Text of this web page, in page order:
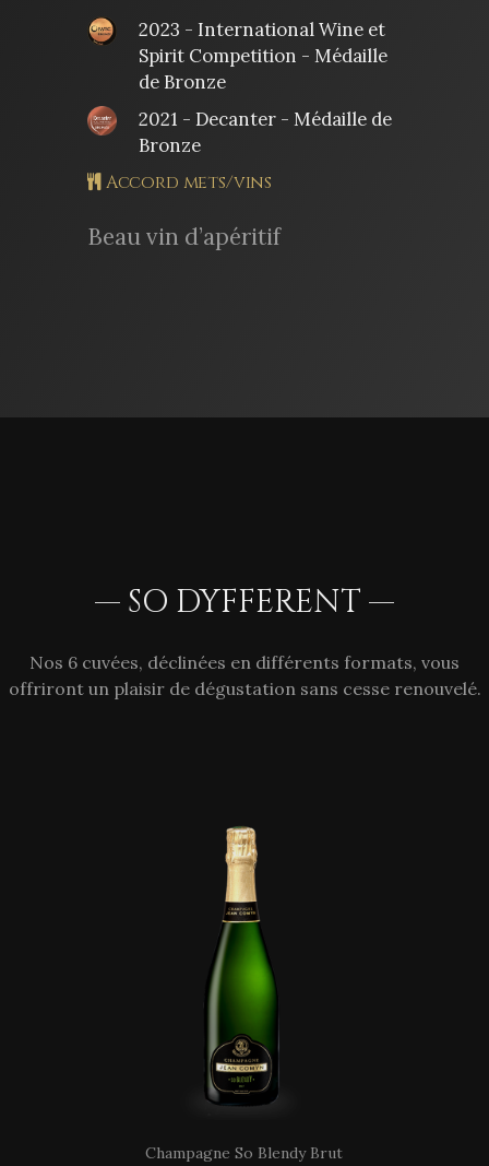
2023 - International Wine et
Spirit Competition - Médaille
de Bronze
2021 - Decanter - Médaille de
Bronze
Accord mets/vins
Beau vin d’apéritif
— SO DYFFERENT —
Nos 6 cuvées, déclinées en différents formats, vous
offriront un plaisir de dégustation sans cesse renouvelé.
Champagne So Blendy Brut